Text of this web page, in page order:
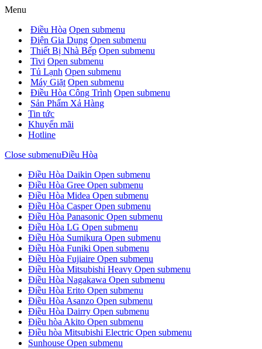
Menu
Điều Hòa Open submenu
Điện Gia Dụng Open submenu
Thiết Bị Nhà Bếp Open submenu
Tivi Open submenu
Tủ Lạnh Open submenu
Máy Giặt Open submenu
Điều Hòa Công Trình Open submenu
Sản Phẩm Xả Hàng
Tin tức
Khuyến mãi
Hotline
Close submenuĐiều Hòa
Điều Hòa Daikin Open submenu
Điều Hòa Gree Open submenu
Điều Hòa Midea Open submenu
Điều Hòa CasperOpen submenu
Điều Hòa Panasonic Open submenu
Điều Hòa LG Open submenu
Điều Hòa Sumikura Open submenu
Điều Hòa Funiki Open submenu
Điều Hòa Fujiaire Open submenu
Điều Hòa Mitsubishi Heavy Open submenu
Điều Hòa Nagakawa Open submenu
Điều Hòa Erito Open submenu
Điều Hòa Asanzo Open submenu
Điều Hòa Dairry Open submenu
Điều hòa Akito Open submenu
Điều hòa Mitsubishi Electric Open submenu
Sunhouse Open submenu